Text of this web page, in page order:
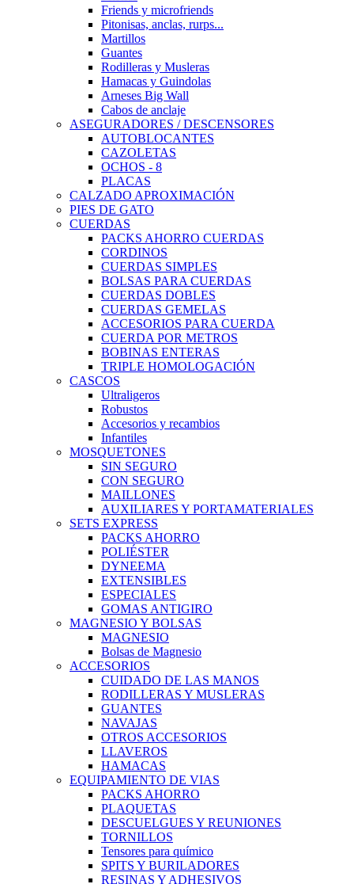
Friends y microfriends
Pitonisas, anclas, rurps...
Martillos
Guantes
Rodilleras y Musleras
Hamacas y Guindolas
Arneses Big Wall
Cabos de anclaje
ASEGURADORES / DESCENSORES
AUTOBLOCANTES
CAZOLETAS
OCHOS - 8
PLACAS
CALZADO APROXIMACIÓN
PIES DE GATO
CUERDAS
PACKS AHORRO CUERDAS
CORDINOS
CUERDAS SIMPLES
BOLSAS PARA CUERDAS
CUERDAS DOBLES
CUERDAS GEMELAS
ACCESORIOS PARA CUERDA
CUERDA POR METROS
BOBINAS ENTERAS
TRIPLE HOMOLOGACIÓN
CASCOS
Ultraligeros
Robustos
Accesorios y recambios
Infantiles
MOSQUETONES
SIN SEGURO
CON SEGURO
MAILLONES
AUXILIARES Y PORTAMATERIALES
SETS EXPRESS
PACKS AHORRO
POLIÉSTER
DYNEEMA
EXTENSIBLES
ESPECIALES
GOMAS ANTIGIRO
MAGNESIO Y BOLSAS
MAGNESIO
Bolsas de Magnesio
ACCESORIOS
CUIDADO DE LAS MANOS
RODILLERAS Y MUSLERAS
GUANTES
NAVAJAS
OTROS ACCESORIOS
LLAVEROS
HAMACAS
EQUIPAMIENTO DE VIAS
PACKS AHORRO
PLAQUETAS
DESCUELGUES Y REUNIONES
TORNILLOS
Tensores para químico
SPITS Y BURILADORES
RESINAS Y ADHESIVOS